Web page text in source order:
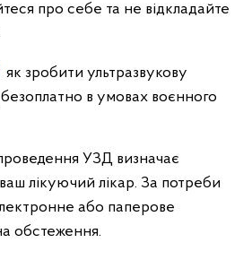
про себе та не відкладайте
як зробити ультразвукову
в умовах воєнного
УЗД визначає
лікуючий лікар. За потреби
або паперове
обстеження.